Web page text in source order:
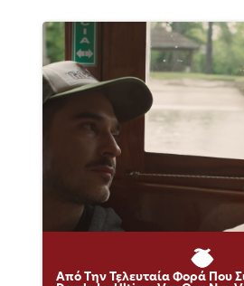
Από Την Τελευταία Φορά Που